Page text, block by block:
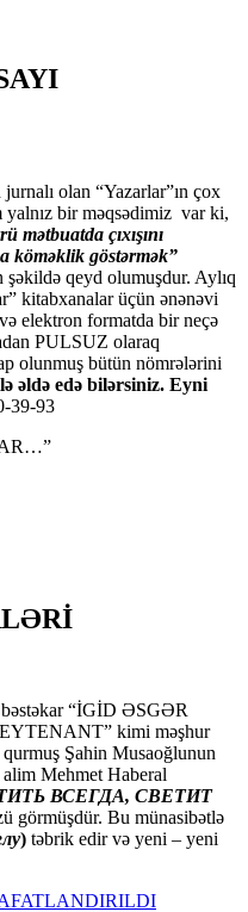
olan “Yazarlar”ın çox
bir məqsədimiz var ki,
mәtbuatda çıxışını
kömәklik göstәrmәk”
şəkildə qeyd olumuşdur. Aylıq
kitabxanalar üçün ənənəvi
elektron formatda bir neçə
PULSUZ olaraq
olunmuş bütün nömrələrini
əldə edə bilərsiniz. Eyni
39-93
bəstəkar “İGİD ƏSGƏR
kimi məşhur
Şahin Musaoğlunun
alim Mehmet Haberal
ВСЕГДА, СВЕТИТ
görmüşdür. Bu münasibətlə
) təbrik edir və yeni – yeni